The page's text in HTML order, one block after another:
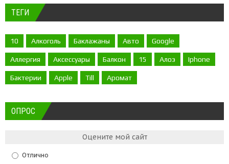
ТЕГИ
10 Алкоголь Баклажаны Авто Google
Аллергия Аксессуары Балкон 15 Алоэ Iphone
Бактерии Apple Till Аромат
ОПРОС
Оцените мой сайт
Отлично